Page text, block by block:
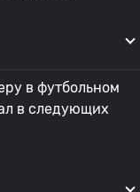
в футбольном
в следующих